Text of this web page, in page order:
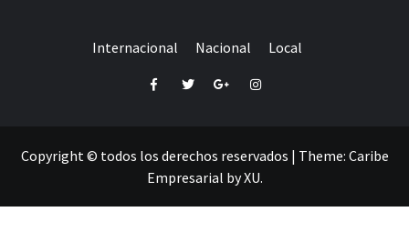
Internacional Nacional Local
FacebookTwitterGoogle+Instagram
Copyright © todos los derechos reservados | Theme: Caribe
Empresarial byXU.